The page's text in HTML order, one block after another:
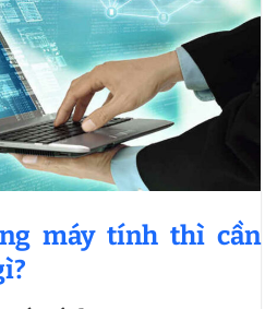
máy tính thì cần